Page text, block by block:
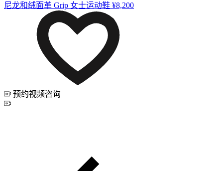
尼龙和绒面革 Grip 女士运动鞋 ¥8,200
预约视频咨询